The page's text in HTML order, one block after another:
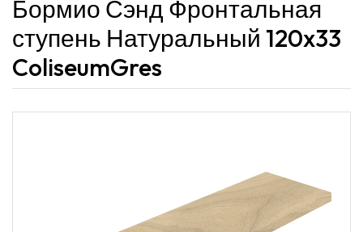
Бормио Сэнд Фронтальная
ступень Натуральный 120x33
ColiseumGres